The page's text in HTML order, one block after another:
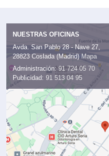
NUESTRAS OFICINAS
Avda. San Pablo 28 - Nave 27,
28823 Coslada (Madrid) Mapa
Administración: 91 724 05 70
Publicidad: 91 513 04 95